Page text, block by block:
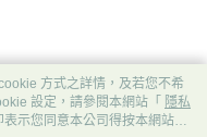
方式之詳情，及若您不希
設定，請參閱本網站「 隱私
示您同意本公司得按本網站使